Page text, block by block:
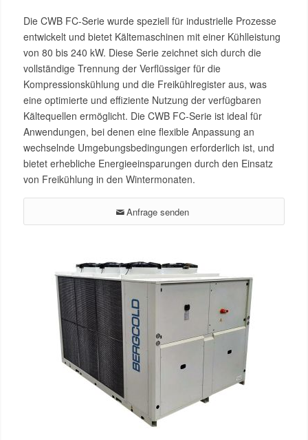
Die CWB FC-Serie wurde speziell für industrielle Prozesse
entwickelt und bietet Kältemaschinen mit einer Kühlleistung
von 80 bis 240 kW. Diese Serie zeichnet sich durch die
vollständige Trennung der Verflüssiger für die
Kompressionskühlung und die Freikühlregister aus, was
eine optimierte und effiziente Nutzung der verfügbaren
Kältequellen ermöglicht. Die CWB FC-Serie ist ideal für
Anwendungen, bei denen eine flexible Anpassung an
wechselnde Umgebungsbedingungen erforderlich ist, und
bietet erhebliche Energieeinsparungen durch den Einsatz
von Freikühlung in den Wintermonaten.
Anfrage senden